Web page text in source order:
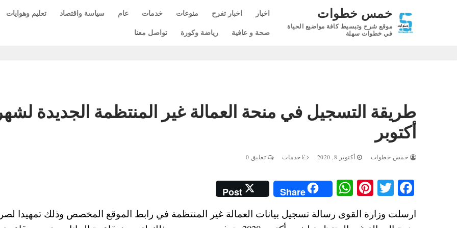
خمس خطوات
موقع شرح وتبسيط كافة مواضيع الحياة
في خطوات سهلة
اخبار اخبار تفرح منوعات خدمات عام سياسة واقتصاد
تعليم وهوايات
صحة و عافية
رياضة وكورة تواصل معنا
طريقة التسجيل في منحة العمالة غير المنتظمة الجديدة
أكتوبر
خمس خطوات أكتوبر 8, 2020 خدمات تعليق 0
Fa
bo
T
wi
tte
Pi
er
W
ha
ts
Share
Post
ارسلت وزارة القوى رسالة تسجيل بيانات العمالة غير المنتظمة في رابط الموقع المخصص وذلك تمهيدا